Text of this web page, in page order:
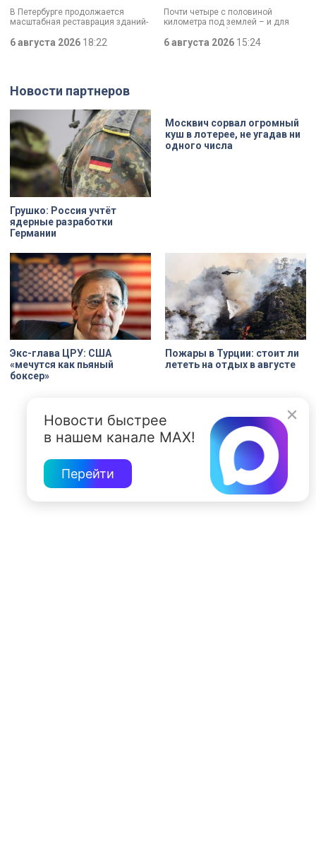
Святого Николая на улице
Марата
В Петербурге продолжается
масштабная реставрация зданий-
губернаторской программы.
адресов сейчас — Дом
Единоверческой церкви Святого
Николая на улице Марата. Здание
XIX века, прошедшее через
несколько перестроек, сегодня
переживает второе рождение.
Жемчужина, объекта культурного
наследия — исторические часы.
Их элементы утрачены на 90%.
6 августа 2026 18:22
Почти четыре с половиной
километра под землей – и для
проходческий щит вышел на
6 августа 2026 15:24
Новости партнеров
Грушко: Россия учтёт
ядерные разработки
Германии
Москвич сорвал огромный
куш в лотерее, не угадав ни
одного числа
Экс-глава ЦРУ: США
«мечутся как пьяный
боксер»
Пожары в Турции: стоит ли
лететь на отдых в августе
Новости быстрее
в нашем канале MAX!
Перейти